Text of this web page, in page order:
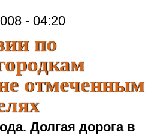
- 04:20
по
отмеченным
Долгая дорога в